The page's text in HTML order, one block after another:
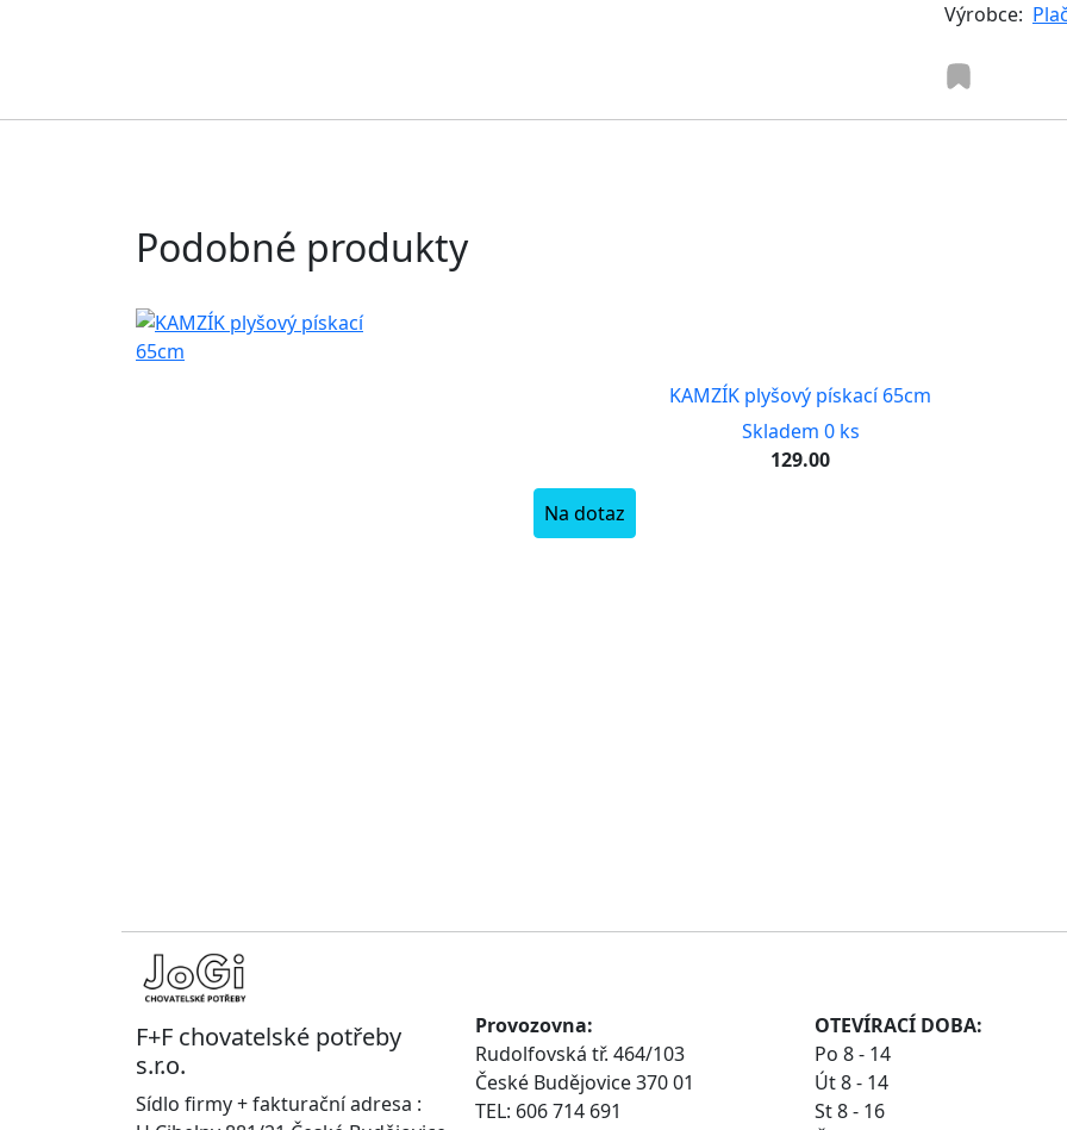
Výrobce:
Podobné produkty
KAMZÍK plyšový pískací 65cm
Skladem 0 ks
129.00
Na dotaz
F+F chovatelské potřeby
s.r.o.
Sídlo firmy + fakturační adresa :
Provozovna:
Rudolfovská tř. 464/103
České Budějovice 370 01
TEL: 606 714 691
OTEVÍRACÍ DOBA:
Po 8 - 14
Út 8 - 14
St 8 - 16